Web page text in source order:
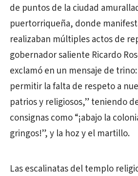
de puntos de la ciudad
puertorriqueña, donde
realizaban múltiples actos de
gobernador saliente Ricardo
exclamó en un mensaje de
permitir la falta de respeto a
patrios y religiosos,” teniendo
consignas como “¡abajo la
gringos!”, y la hoz y el martillo.
Las escalinatas del templo